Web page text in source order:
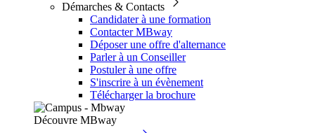
Démarches & Contacts
Candidater à une formation
Contacter MBway
Déposer une offre d'alternance
Parler à un Conseiller
Postuler à une offre
S'inscrire à un évènement
Télécharger la brochure
Découvre MBway